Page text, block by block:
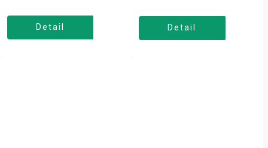
Detail
zubů/dásní,ortodontický:
rovnátka, na můstku,prohlubní:
citlivá i hůř dostupná místa,
Detail
bakterie,ortodontický: rovnátka
a těžko dostupná
místa,prohlubní: šetrný i při